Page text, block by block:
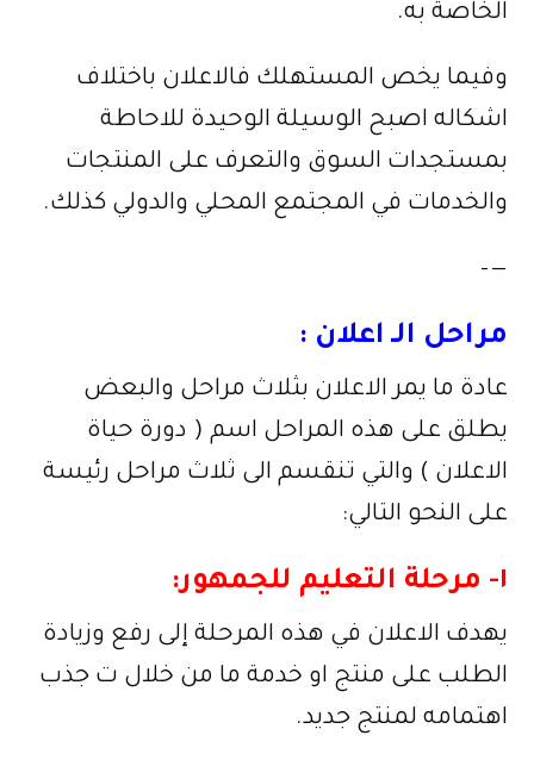
الخاصة به.
وفيما يخص المستهلك فالاعلان باختلاف
اشكاله اصبح الوسيلة الوحيدة للاحاطة
بمستجدات السوق والتعرف على المنتجات
والخدمات في المجتمع المحلي والدولي كذلك.
—–
مراحل الـ اعلان :
عادة ما يمر الاعلان بثلاث مراحل والبعض
يطلق على هذه المراحل اسم ( دورة حياة
الاعلان ) والتي تنقسم الى ثلاث مراحل رئيسة
على النحو التالي:
١- مرحلة التعليم للجمهور:
يهدف الاعلان في هذه المرحلة إلى رفع وزيادة
الطلب على منتج او خدمة ما من خلال ت جذب
اهتمامه لمنتج جديد.